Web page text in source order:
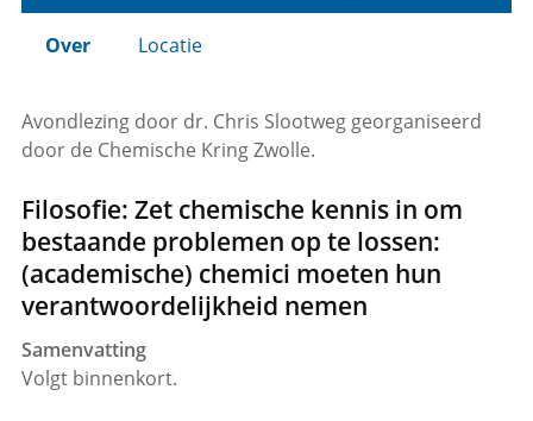
Over Locatie
Avondlezing door dr. Chris Slootweg georganiseerd
door de Chemische Kring Zwolle.
Filosofie: Zet chemische kennis in om
bestaande problemen op te lossen:
(academische) chemici moeten hun
verantwoordelijkheid nemen
Samenvatting
Volgt binnenkort.